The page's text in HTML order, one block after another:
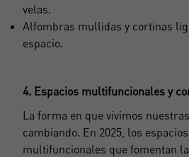
velas.
Alfombras mullidas y cortinas
espacio.
4. Espacios multifuncionales y
La forma en que vivimos
cambiando. En 2025, los
multifuncionales que fomentan